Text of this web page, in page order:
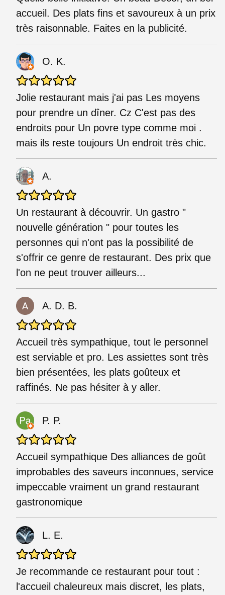
accueil. Des plats fins et savoureux à un prix
très raisonnable. Faites en la publicité.
O. K.
Jolie restaurant mais j'ai pas Les moyens
pour prendre un dîner. Cz C'est pas des
endroits pour Un povre type comme moi .
mais ils reste toujours Un endroit très chic.
A.
Un restaurant à découvrir. Un gastro "
nouvelle génération " pour toutes les
personnes qui n'ont pas la possibilité de
s'offrir ce genre de restaurant. Des prix que
l'on ne peut trouver ailleurs...
A. D. B.
Accueil très sympathique, tout le personnel
est serviable et pro. Les assiettes sont très
bien présentées, les plats goûteux et
raffinés. Ne pas hésiter à y aller.
P. P.
Accueil sympathique Des alliances de goût
improbables des saveurs inconnues, service
impeccable vraiment un grand restaurant
gastronomique
L. E.
Je recommande ce restaurant pour tout :
l'accueil chaleureux mais discret, les plats,